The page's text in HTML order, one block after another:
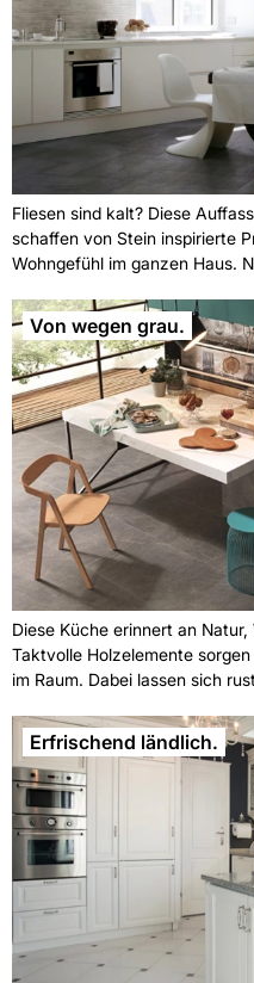
Fliesen sind kalt? Diese
schaffen von Stein inspirierte
Wohngefühl im ganzen Haus.
Kreative Verlegungen mit
dem Raum eine individuelle
besonders auf großen
entsprechenden Mobiliar
Von wegen grau.
Diese Küche erinnert an
Taktvolle Holzelemente
im Raum. Dabei lassen sich
der Eyecatcher schlechthin
verkleidete Küchenzeile.
Küche absolut einmalig.
Erfrischend ländlich.